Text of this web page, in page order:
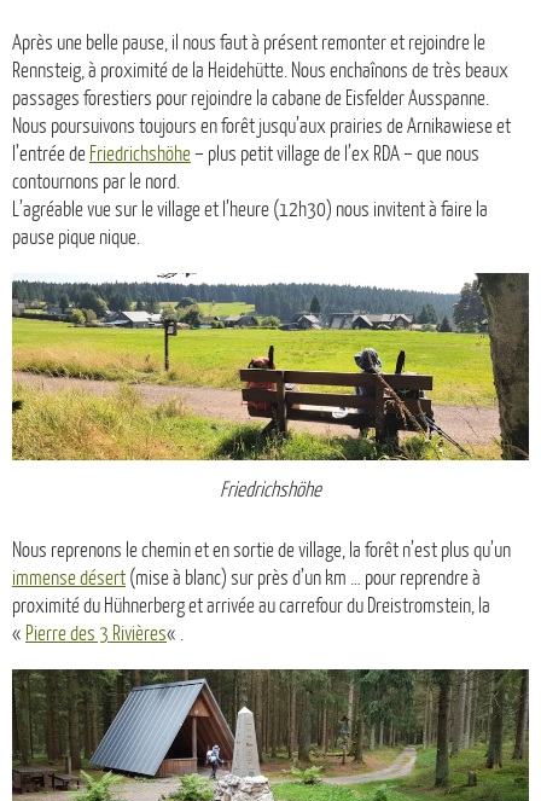
Après une belle pause, il nous faut à présent remonter et rejoindre le
Rennsteig, à proximité de la Heidehütte. Nous enchaînons de très beaux
passages forestiers pour rejoindre la cabane de Eisfelder Ausspanne.
Nous poursuivons toujours en forêt jusqu’aux prairies de Arnikawiese et
l’entrée de Friedrichshöhe– plus petit village de l’ex RDA – que nous
contournons par le nord.
L’agréable vue sur le village et l’heure (12h30) nous invitent à faire la
pause pique nique.
Friedrichshöhe
Nous reprenons le chemin et en sortie de village, la forêt n’est plus qu’un
immense désert (mise à blanc) sur près d’un km … pour reprendre à
proximité du Hühnerberg et arrivée au carrefour du Dreistromstein, la
« Pierre des 3 Rivières« .